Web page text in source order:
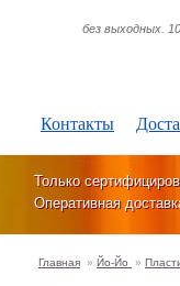
Контакты
без выходных.
Только
Оперативная
Главная » Йо-Йо »